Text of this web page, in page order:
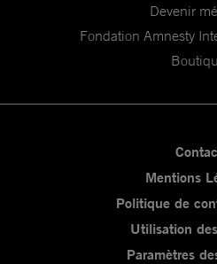
Devenir
Fondation Amnesty
Mentions
Politique de
Utilisation
Paramètres